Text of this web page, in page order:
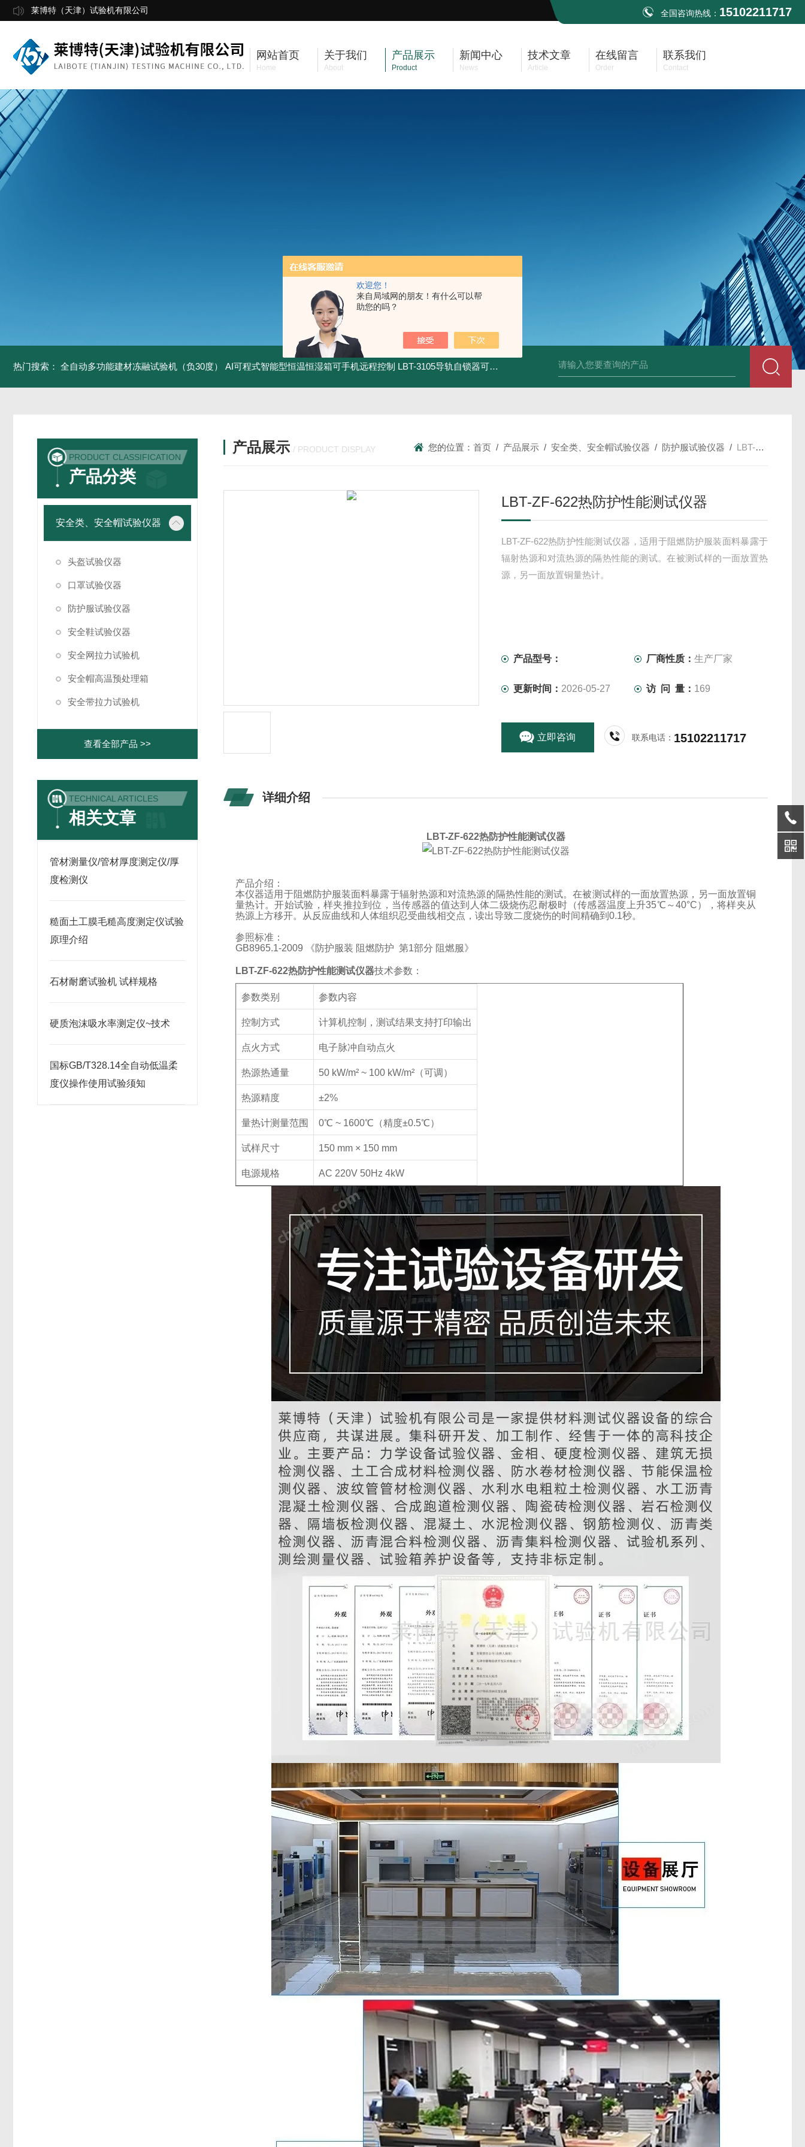
欢迎您！
来自局域网的朋友！有什么可以帮
助您的吗？
莱博特（天津）试验机有限公司 全国咨询热线： 15102211717
网站首页
Home
关于我们
About
产品展示
Product
新闻中心
News
技术文章
Article
在线留言
Order
联系我们
Contact
热门搜索： 全自动多功能建材冻融试验机（负30度） AI可程式智能型恒温恒湿箱可手机远程控制 LBT-3105导轨自锁器可靠性锁止性能试验机 全自动多功能建材冻融试验机（负50度） TG-17A塑料薄
PRODUCT CLASSIFICATION
产品分类
安全类、安全帽试验仪器
头盔试验仪器
口罩试验仪器
防护服试验仪器
安全鞋试验仪器
安全网拉力试验机
安全帽高温预处理箱
安全带拉力试验机
查看全部产品 >>
TECHNICAL ARTICLES
相关文章
管材测量仪/管材厚度测定仪/厚
度检测仪
糙面土工膜毛糙高度测定仪试验
原理介绍
石材耐磨试验机 试样规格
硬质泡沫吸水率测定仪~技术
国标GB/T328.14全自动低温柔
度仪操作使用试验须知
产品展示 / PRODUCT DISPLAY 您的位置：首页 / 产品展示 /安全类、安全帽试验仪器 / 防护服试验仪器 / LBT-ZF-622热防护性能测试仪器
LBT-ZF-622热防护性能测试仪器
LBT-ZF-622热防护性能测试仪器，适用于阻燃防护服装面料暴露于
辐射热源和对流热源的隔热性能的测试。在被测试样的一面放置热
源，另一面放置铜量热计。
产品型号： 厂商性质：生产厂家
更新时间： 2026-05-27 访 问 量： 169
立即咨询 联系电话： 15102211717
详细介绍
LBT-ZF-622热防护性能测试仪器
产品介绍：
本仪器适用于阻燃防护服装面料暴露于辐射热源和对流热源的隔热性能的测试。在被测试样的一面放置热源，另一面放置铜
量热计。开始试验，样夹推拉到位，当传感器的值达到人体二级烧伤忍耐极时（传感器温度上升35℃～40°C），将样夹从
热源上方移开。从反应曲线和人体组织忍受曲线相交点，读出导致二度烧伤的时间精确到0.1秒。
参照标准：
GB8965.1-2009
《防护服装 阻燃防护 第1部分 阻燃服》
LBT-ZF-622热防护性能测试仪器技术参数：
参数类别 参数内容
控制方式 计算机控制，测试结果支持打印输出
点火方式 电子脉冲自动点火
热源热通量 50 kW/m² ~ 100 kW/m² （可调）
热源精度 ±2%
量热计测量范围 0℃ ~ 1600℃ （精度±0.5℃）
试样尺寸 150 mm × 150 mm
电源规格 AC 220V 50Hz 4kW